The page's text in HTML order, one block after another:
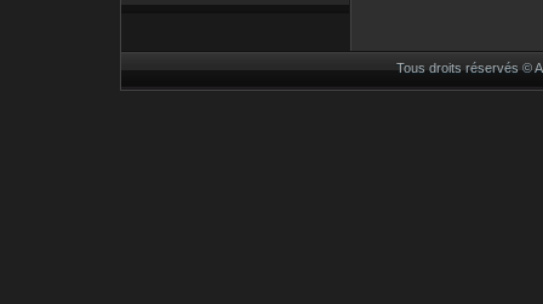
Tous droits réservés ©